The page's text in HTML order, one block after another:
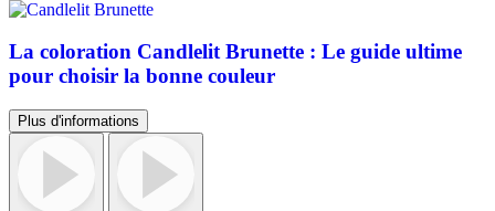
La coloration Candlelit Brunette : Le guide ultime
pour choisir la bonne couleur
Plus d'informations